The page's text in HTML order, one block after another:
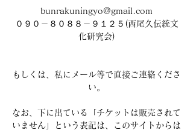
bunrakuningyo@gmail.com
０９０－８０８８－９１２５(西尾久伝統文
化研究会)
もしくは、私にメール等で直接ご連絡くださ
い。
なお、下に出ている「チケットは販売されて
いません」という表記は、このサイトからは